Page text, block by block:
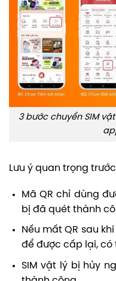
3 bước chuyển SIM
Lưu ý quan trọng
Mã QR chỉ dùng
bị đã quét thành
Nếu mất QR sau
để được cấp lại, có
SIM vật lý bị hủy